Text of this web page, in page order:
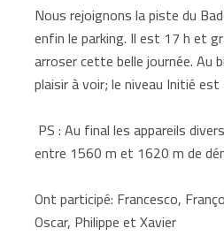
Nous rejoignons la piste du
enfin le parking. Il est 17 h et
arroser cette belle journée.
plaisir à voir; le niveau Initié
PS : Au final les appareils
entre 1560 m et 1620 m de
Ont participé: Francesco,
Oscar, Philippe et Xavier